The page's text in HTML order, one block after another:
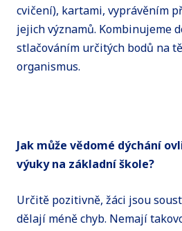
cvičení), kartami, vyprávěním
jejich významů. Kombinujeme
stlačováním určitých bodů na
organismus.
Jak může vědomé dýchání
výuky na základní škole?
Určitě pozitivně, žáci jsou
dělají méně chyb. Nemají